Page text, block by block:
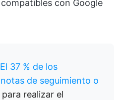
con Google
El 37 % de los
de seguimiento o
para realizar el